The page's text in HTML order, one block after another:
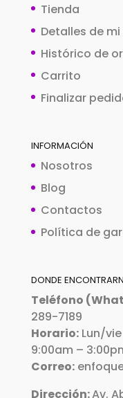
Tienda
Detalles de
Histórico de
Carrito
Finalizar
INFORMACIÓN
Nosotros
Blog
Contactos
Política de
DONDE
Teléfono
289-7189
Horario:Lun/vie
9:00am –
Correo:
Dirección:Av.